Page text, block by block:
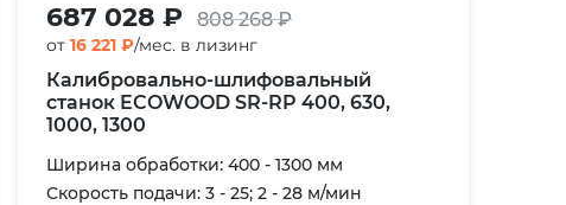
687 028 ₽ 808 268 ₽
от 16 221 ₽/мес. в лизинг
Калибровально-шлифовальный
станок ECOWOOD SR-RP 400, 630,
1000, 1300
Ширина обработки: 400 - 1300 мм
Скорость подачи: 3 - 25; 2 - 28 м/мин